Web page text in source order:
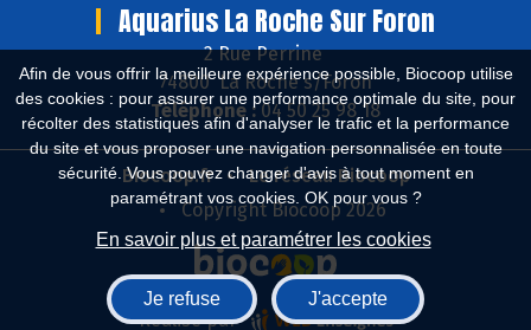
Afin de vous offrir la meilleure expérience possible, Biocoop utilise
des cookies : pour assurer une performance optimale du site, pour
récolter des statistiques afin d'analyser le trafic et la performance
du site et vous proposer une navigation personnalisée en toute
sécurité. Vous pouvez changer d'avis à tout moment en
paramétrant vos cookies. OK pour vous ?
En savoir plus et paramétrer les cookies
Je refuse J'accepte
Aquarius La Roche Sur Foron
2 Rue Perrine
74800 La Roche s/Foron
Téléphone :04 50 25 98 18
Biocoop.fr
Le réseau Biocoop
Copyright Biocoop 2026
Réalisé par